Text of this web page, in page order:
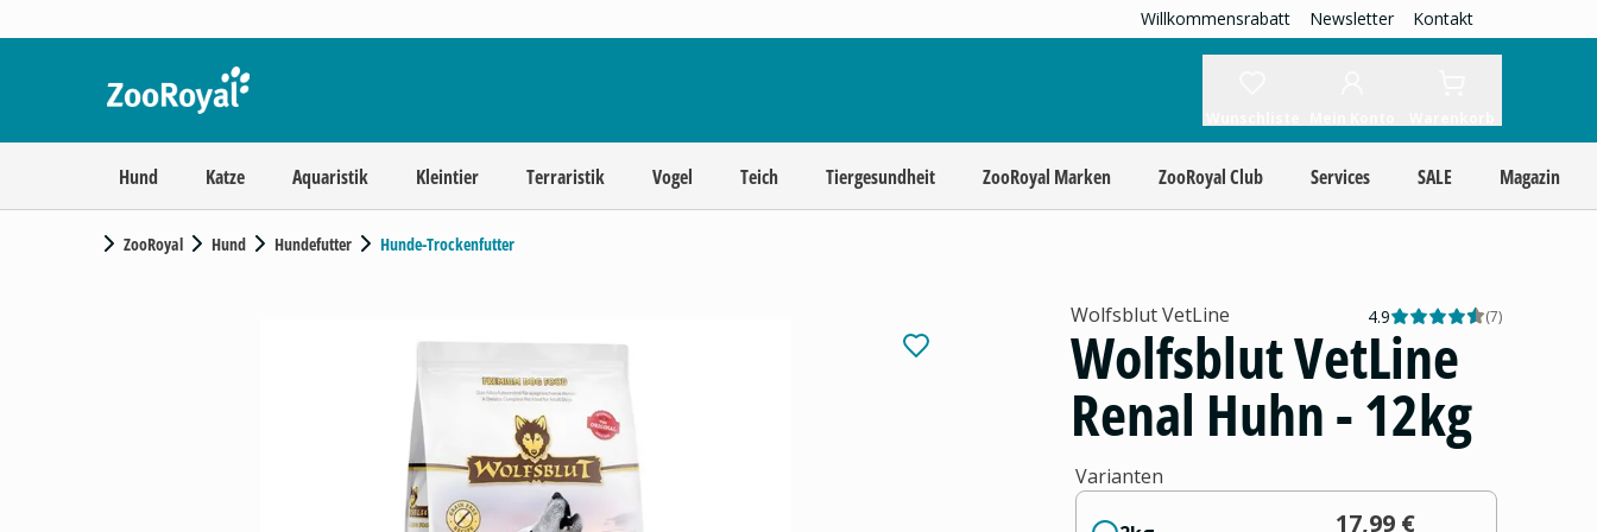
Willkommensrabatt Newsletter Kontakt
Hund Katze Aquaristik Kleintier Terraristik Vogel Teich Tiergesundheit ZooRoyal Marken ZooRoyal Club Services SALE Magazin
ZooRoyal Hund Hundefutter Hunde-Trockenfutter
Wolfsblut VetLine 4.9 (7)
Wolfsblut VetLine
Renal Huhn - 12kg
Varianten
17,99 €